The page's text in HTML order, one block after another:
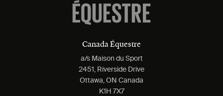
Canada Équestre
a/s Maison du Sport
2451, Riverside Drive
Ottawa, ON Canada
K1H 7X7